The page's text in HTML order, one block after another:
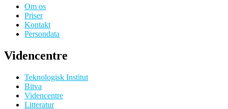
Om os
Priser
Kontakt
Persondata
Videncentre
Teknologisk Institut
Bitva
Videncentre
Litteratur